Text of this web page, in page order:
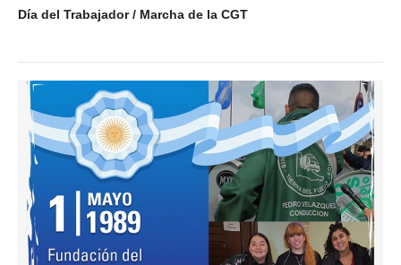
Día del Trabajador / Marcha de la CGT